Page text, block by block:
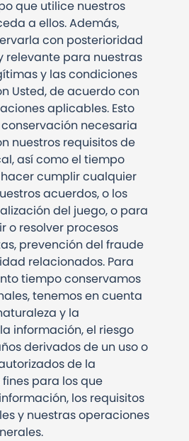
que utilice nuestros
a ellos. Además,
con posterioridad
relevante para nuestras
y las condiciones
Usted, de acuerdo con
aplicables. Esto
necesaria
nuestros requisitos de
así como el tiempo
cumplir cualquier
acuerdos, o los
del juego, o para
o resolver procesos
prevención del fraude
relacionados. Para
tiempo conservamos
tenemos en cuenta
y la
información, el riesgo
derivados de un uso o
de la
para los que
los requisitos
y nuestras operaciones